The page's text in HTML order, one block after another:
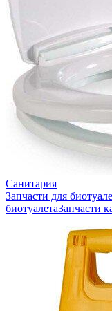
Санитария
Запчасти для
биотуалетаЗапчасти